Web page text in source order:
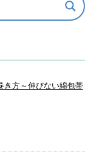
き方～伸びない綿包帯